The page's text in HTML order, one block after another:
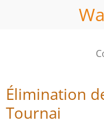
Élimination
Tournai